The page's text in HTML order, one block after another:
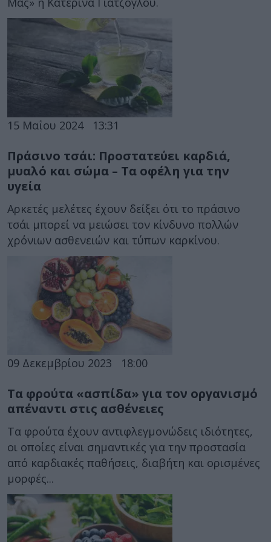
15 Μαΐου 2024 13:31
Πράσινο τσάι: Προστατεύει καρδιά,
μυαλό και σώμα – Τα οφέλη για την
υγεία
Αρκετές μελέτες έχουν δείξει ότι το πράσινο
τσάι μπορεί να μειώσει τον κίνδυνο πολλών
χρόνιων ασθενειών και τύπων καρκίνου.
09 Δεκεμβρίου 2023 18:00
Τα φρούτα «ασπίδα» για τον οργανισμό
απέναντι στις ασθένειες
Τα φρούτα έχουν αντιφλεγμονώδεις ιδιότητες,
οι οποίες είναι σημαντικές για την προστασία
από καρδιακές παθήσεις, διαβήτη και ορισμένες
μορφές...